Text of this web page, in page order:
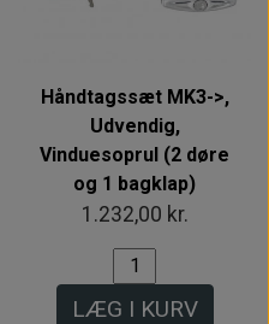
Håndtagssæt MK3->,
Udvendig,
Vinduesoprul (2 døre
og 1 bagklap)
1.232,00 kr.
LÆG I KURV